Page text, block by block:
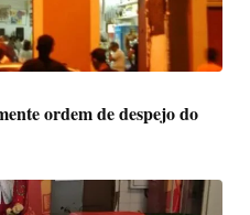
ordem de despejo do